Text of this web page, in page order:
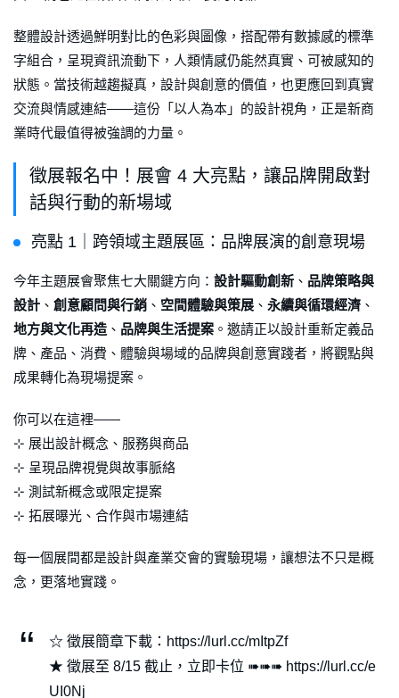
整體設計透過鮮明對比的色彩與圖像，搭配帶有數據感的標準
字組合，呈現資訊流動下，人類情感仍能然真實、可被感知的
狀態。當技術越趨擬真，設計與創意的價值，也更應回到真實
交流與情感連結——這份「以人為本」的設計視角，正是新商
業時代最值得被強調的力量。
徵展報名中！展會 4 大亮點，讓品牌開啟對
話與行動的新場域
亮點 1｜跨領域主題展區：品牌展演的創意現場
今年主題展會聚焦七大關鍵方向： 設計驅動創新 、 品牌策略與
設計 、 創意顧問與行銷 、 空間體驗與策展 、 永續與循環經濟 、
地方與文化再造 、 品牌與生活提案 。邀請正以設計重新定義品
牌、產品、消費、體驗與場域的品牌與創意實踐者，將觀點與
成果轉化為現場提案。
你可以在這裡——
⊹ 展出設計概念、服務與商品
⊹ 呈現品牌視覺與故事脈絡
⊹ 測試新概念或限定提案
⊹ 拓展曝光、合作與市場連結
每一個展間都是設計與產業交會的實驗現場，讓想法不只是概
念，更落地實踐。
☆ 徵展簡章下載：https://lurl.cc/mItpZf
★ 徵展至 8/15 截止，立即卡位 ➠➠➠ https://lurl.cc/e
UI0Nj